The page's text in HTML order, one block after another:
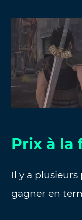
Prix à la
Il y a
gagner en